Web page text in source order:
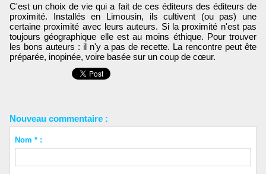
C'est un choix de vie qui a fait de ces éditeurs des éditeurs de
proximité. Installés en Limousin, ils cultivent (ou pas) une
certaine proximité avec leurs auteurs. Si la proximité n'est pas
toujours géographique elle est au moins éthique. Pour trouver
les bons auteurs : il n'y a pas de recette. La rencontre peut ête
préparée, inopinée, voire basée sur un coup de cœur.
Nouveau commentaire :
Nom * :